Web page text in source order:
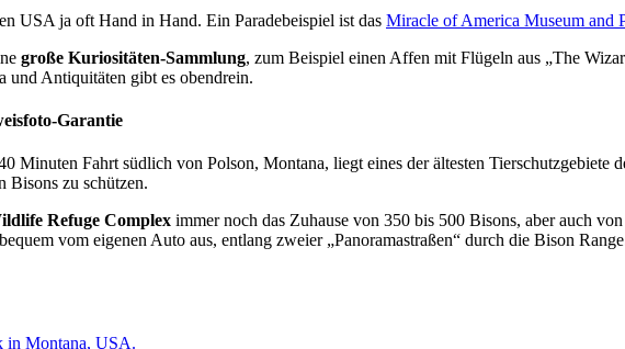
USA ja oft Hand in Hand. Ein Paradebeispiel ist das Miracle of America Museum and
große Kuriositäten-Sammlung, zum Beispiel einen Affen mit Flügeln aus „The
Antiquitäten gibt es obendrein.
Garantie
Minuten Fahrt südlich von Polson, Montana, liegt eines der ältesten Tierschutzgebiete
Bisons zu schützen.
Refuge Complex immer noch das Zuhause von 350 bis 500 Bisons, aber auch
vom eigenen Auto aus, entlang zweier „Panoramastraßen“ durch die Bison